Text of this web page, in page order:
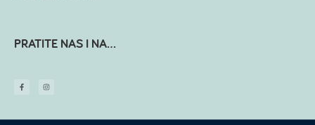
PRATITE NAS I NA...